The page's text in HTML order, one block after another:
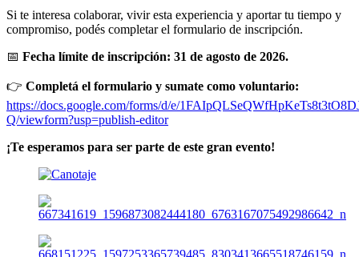
Si te interesa colaborar, vivir esta experiencia y aportar tu tiempo y
compromiso, podés completar el formulario de inscripción.
📅 Fecha límite de inscripción: 31 de agosto de 2026.
👉 Completá el formulario y sumate como voluntario:
https://docs.google.com/forms/d/e/
Q/viewform?usp=publish-editor
¡Te esperamos para ser parte de este gran evento!